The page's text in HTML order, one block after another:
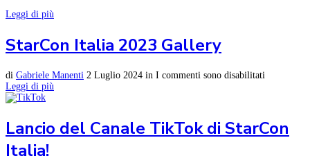
Leggi di più
StarCon Italia 2023 Gallery
di Gabriele Manenti 2 Luglio 2024 in I commenti sono disabilitati
Leggi di più
Lancio del Canale TikTok di StarCon
Italia!